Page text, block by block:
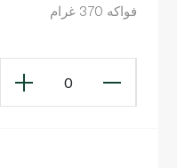
فواكه 370 غرام
0